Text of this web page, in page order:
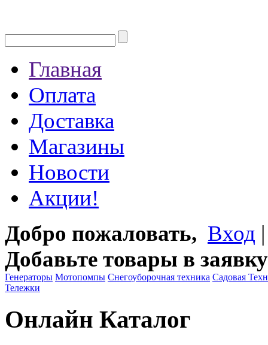
Главная
Оплата
Доставка
Магазины
Новости
Акции!
Добро пожаловать, Вход
Добавьте товары в заявку
Генераторы Мотопомпы Снегоуборочная техника Садовая
Тележки
Онлайн Каталог